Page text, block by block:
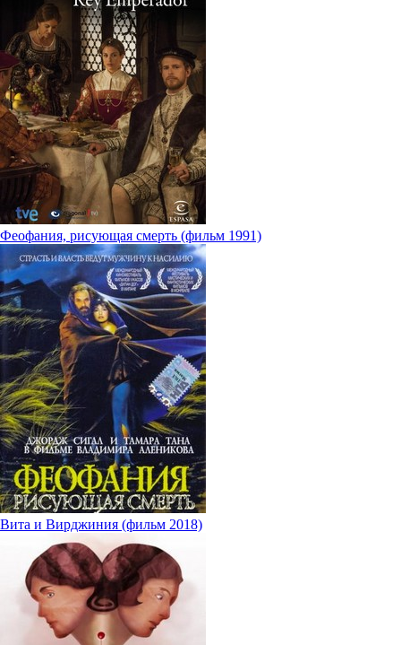
Феофания, рисующая смерть (фильм 1991)
Вита и Вирджиния (фильм 2018)